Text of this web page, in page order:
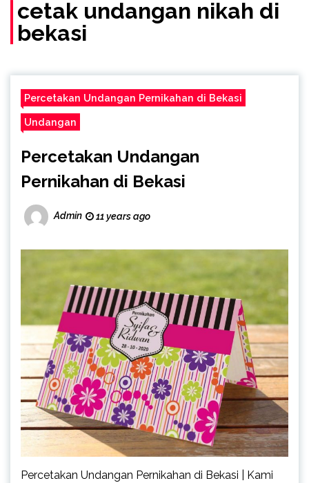
cetak undangan nikah di
bekasi
Percetakan Undangan Pernikahan di Bekasi
Undangan
Percetakan Undangan
Pernikahan di Bekasi
Admin 11 years ago
Percetakan Undangan Pernikahan di Bekasi | Kami